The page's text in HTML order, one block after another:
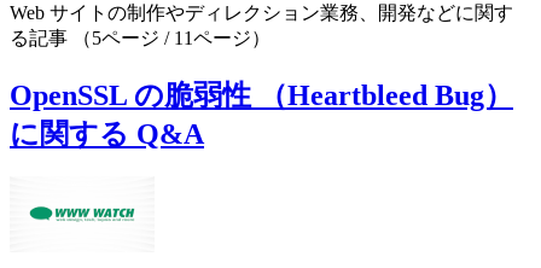
Web サイトの制作やディレクション業務、開発などに関す
る記事 （5ページ / 11ページ）
OpenSSL の脆弱性 （Heartbleed Bug）
に関する Q&A